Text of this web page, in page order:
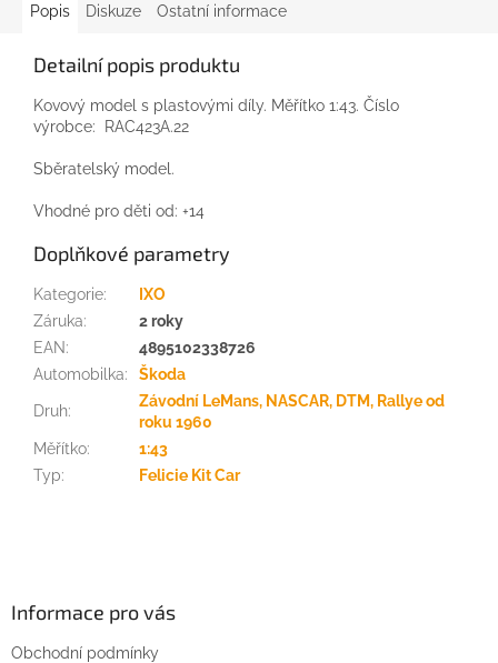
Popis Diskuze Ostatní informace
Detailní popis produktu
Kovový model s plastovými díly. Měřítko 1:43. Číslo
výrobce: RAC423A.22
Sběratelský model.
Vhodné pro děti od: +14
Doplňkové parametry
Kategorie:
IXO
Záruka:
2 roky
EAN:
4895102338726
Automobilka: Škoda
Druh:
Závodní LeMans, NASCAR, DTM, Rallye od
roku 1960
Měřítko:
1:43
Typ: Felicie Kit Car
Informace pro vás
Obchodní podmínky